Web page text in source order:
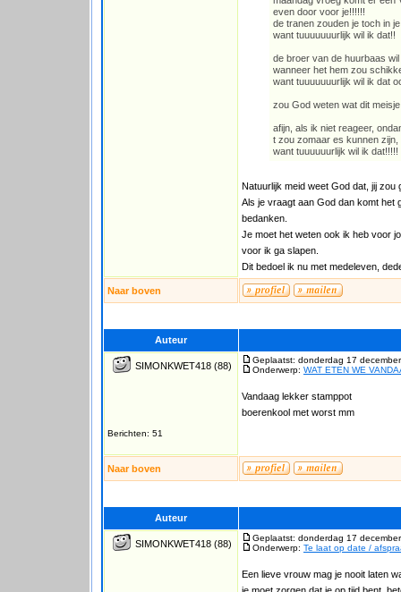
even door voor je!!!!!!
de tranen zouden je toch in
want tuuuuuuurlijk wil ik dat!!
de broer van de huurbaas
wanneer het hem zou
want tuuuuuuurlijk wil ik dat
zou God weten wat dit
afijn, als ik niet reageer,
t zou zomaar es kunnen zijn,
want tuuuuuurlijk wil ik dat!!!!!
Natuurlijk meid weet God dat, jij zou
Als je vraagt aan God dan komt het
bedanken.
Je moet het weten ook ik heb voor
voor ik ga slapen.
Dit bedoel ik nu met medeleven,
Naar boven
Auteur
SIMONKWET418 (88)
Berichten: 51
Geplaatst: donderdag 17
Onderwerp: WAT ETEN WE
Vandaag lekker stamppot
boerenkool met worst mm
Naar boven
Auteur
SIMONKWET418 (88)
Geplaatst: donderdag 17
Onderwerp: Te laat op date /
Een lieve vrouw mag je nooit laten